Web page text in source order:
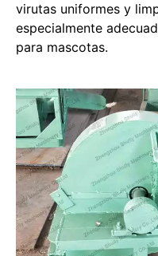
virutas uniformes y
especialmente
para mascotas.